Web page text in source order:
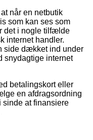
når en netbutik
som kan ses som
det i nogle tilfælde
internet handler.
side dækket ind under
snydagtige internet
betalingskort eller
en afdragsordning
at finansiere